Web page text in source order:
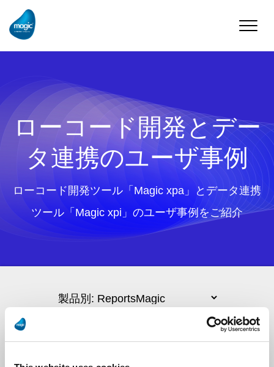
Toggle
ローコード開発とデー
タ連携のユーザ事例
ローコード開発ツール「Magic xpa」とデータ連携
ツール「Magic xpi」のユーザ事例をご紹介